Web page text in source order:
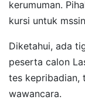
kerumuman.
kursi untuk
Diketahui, ada
peserta calon
tes kepribadian,
wawancara.